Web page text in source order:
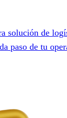
solución de
paso de tu